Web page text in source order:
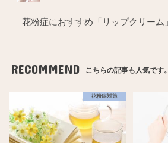
花粉症におすすめ「リップクリーム
RECOMMEND こちらの記事も人気です。
花粉症対策